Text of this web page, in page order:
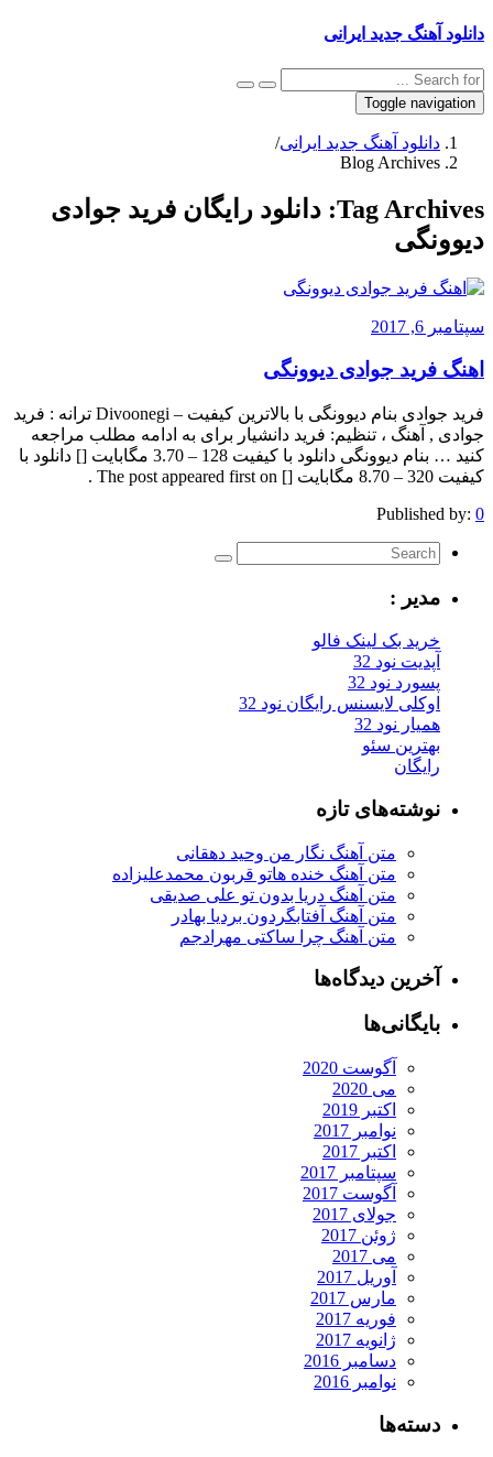
دانلود آهنگ جدید ایرانی
Toggle navigation
دانلود آهنگ جدید ایرانی/
Blog Archives
Tag Archives: دانلود رایگان فرید جوادی
دیوونگی
سپتامبر 6, 2017
اهنگ فرید جوادی دیوونگی
فرید جوادی بنام دیوونگی با بالاترین کیفیت – Divoonegi ترانه : فرید
جوادی , آهنگ ، تنظیم: فرید دانشیار برای به ادامه مطلب مراجعه
کنید … بنام دیوونگی دانلود با کیفیت 128 – 3.70 مگابایت [] دانلود با
کیفیت 320 – 8.70 مگابایت [] The post appeared first on .
Published by: 0
مدیر :
خرید بک لینک فالو
آپدیت نود 32
پسورد نود 32
اوکلی لایسنس رایگان نود 32
همیار نود 32
بهترین سئو
رایگان
نوشته‌های تازه
متن آهنگ نگار من وحید دهقانی
متن آهنگ خنده هاتو قربون محمدعلیزاده
متن آهنگ دریا بدون تو علی صدیقی
متن آهنگ آفتابگردون بردیا بهادر
متن آهنگ چرا ساکتی مهرادجم
آخرین دیدگاه‌ها
بایگانی‌ها
آگوست 2020
می 2020
اکتبر 2019
نوامبر 2017
اکتبر 2017
سپتامبر 2017
آگوست 2017
جولای 2017
ژوئن 2017
می 2017
آوریل 2017
مارس 2017
فوریه 2017
ژانویه 2017
دسامبر 2016
نوامبر 2016
دسته‌ها